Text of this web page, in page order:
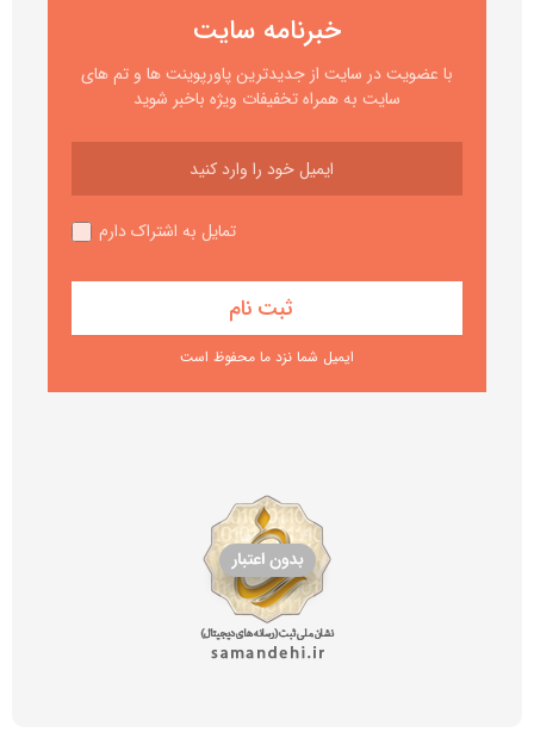
خبرنامه سایت
با عضویت در سایت از جدیدترین پاورپوینت ها و تم های
سایت به همراه تخفیفات ویژه باخبر شوید
تمایل به اشتراک دارم
ایمیل شما نزد ما محفوظ است